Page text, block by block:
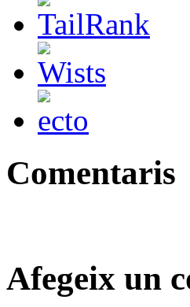
Comentaris
Afegeix un